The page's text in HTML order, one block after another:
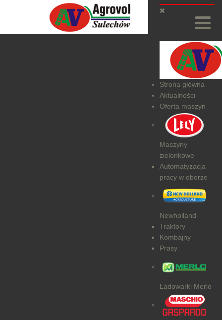
Strona główna
Aktualności
Oferta maszyn
Maszyny
zielonkowe
Automatyzacja
pracy w oborze
Newholland
Traktory
Kombajny
Prasy
Ładowarki Merlo